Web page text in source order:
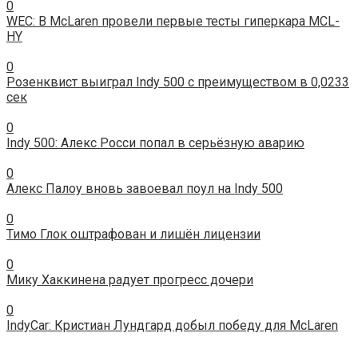
0
WEC: В McLaren провели первые тесты гиперкара MCL-
HY
0
Розенквист выиграл Indy 500 с преимуществом в 0,0233
сек
0
Indy 500: Алекс Росси попал в серьёзную аварию
0
Алекс Палоу вновь завоевал поул на Indy 500
0
Тимо Глок оштрафован и лишён лицензии
0
Мику Хаккинена радует прогресс дочери
0
IndyCar: Кристиан Лундгард добыл победу для McLaren